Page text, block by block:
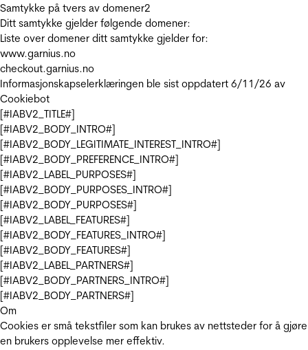
Samtykke på tvers av domener2
Ditt samtykke gjelder følgende domener:
Liste over domener ditt samtykke gjelder for:
www.garnius.no
checkout.garnius.no
Informasjonskapselerklæringen ble sist oppdatert 6/11/26 av
Cookiebot
[#IABV2_TITLE#]
[#IABV2_BODY_INTRO#]
[#IABV2_BODY_LEGITIMATE_INTEREST_INTRO#]
[#IABV2_BODY_PREFERENCE_INTRO#]
[#IABV2_LABEL_PURPOSES#]
[#IABV2_BODY_PURPOSES_INTRO#]
[#IABV2_BODY_PURPOSES#]
[#IABV2_LABEL_FEATURES#]
[#IABV2_BODY_FEATURES_INTRO#]
[#IABV2_BODY_FEATURES#]
[#IABV2_LABEL_PARTNERS#]
[#IABV2_BODY_PARTNERS_INTRO#]
[#IABV2_BODY_PARTNERS#]
Om
Cookies er små tekstfiler som kan brukes av nettsteder for å gjøre
en brukers opplevelse mer effektiv.